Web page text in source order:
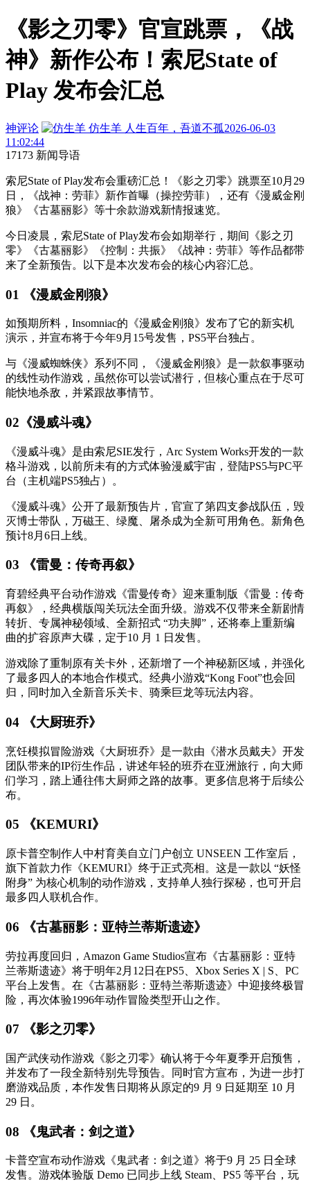
《影之刃零》官宣跳票，《战
神》新作公布！索尼State of
Play 发布会汇总
神评论 仿生羊 人生百年，吾道不孤2026-06-03
11:02:44
17173 新闻导语
索尼State of Play发布会重磅汇总！《影之刃零》跳票至10月29
日，《战神：劳菲》新作首曝（操控劳菲），还有《漫威金刚
狼》《古墓丽影》等十余款游戏新情报速览。
今日凌晨，索尼State of Play发布会如期举行 ， 期间《影之刃
零》《古墓丽影》《控制：共振》《战神：劳菲》等作品都带
来了全新预告。 以下是本次发布会的核心内容汇总。
01 《漫威金刚狼》
如预期所料，Insomniac的《漫威金刚狼》发布了它的新实机
演示，并宣布将于今年9月15号发售，PS5平台独占。
与《漫威蜘蛛侠》系列 不同 ，《漫威金刚狼》是一款叙事驱动
的线性动作游戏，虽然你可以尝试潜行，但核心重点在于尽可
能快地杀敌，并紧跟故事情节。
02《漫威斗魂》
《漫威斗魂》是由索尼SIE发行，Arc System Works开发的一款
格斗游戏，以前所未有的方式体验漫威宇宙，登陆PS5与PC平
台（主机端PS5独占）。
《漫威斗魂》公开了最新预告片，官宣了第四支参战队伍，毁
灭博士带队，万磁王、绿魔、屠杀成为全新可用角色。 新角色
预计8月6日上线。
03 《雷曼：传奇再叙》
育碧经典平台动作游戏《雷曼传奇》 迎来重制版
《雷曼：传奇
再叙》， 经典横版闯关玩法全面升级。游戏不仅带来全新剧情
转折、专属神秘领域、全新招式 “功夫脚”，还将奉上重新编
曲的扩容原声大碟，定于10 月 1 日发售。
游戏除了重制原有关卡外，还新增了一个神秘新区域，并强化
了最多四人的本地合作模式。经典小游戏“Kong Foot”也会回
归，同时加入全新音乐关卡、骑乘巨龙等玩法内容。
04 《大厨班乔》
烹饪模拟冒险游戏《大厨班乔》是一款由《潜水员戴夫》开发
团队带来的IP衍生作品，讲述年轻的班乔在亚洲旅行，向大师
们学习，踏上通往伟大厨师之路的故事。更多信息将于后续公
布。
05 《KEMURI》
原卡普空制作人中村育美自立门户创立 UNSEEN 工作室后，
旗下首款力作《KEMURI》终于正式亮相。这是一款以 “妖怪
附身” 为核心机制的动作游戏， 支持单人独行探秘，也可开启
最多四人联机合作。
06 《古墓丽影：亚特兰蒂斯遗迹》
劳拉再度回归，Amazon Game Studios宣布《古墓丽影：亚特
兰蒂斯遗迹》将于明年2月12日在PS5、Xbox Series X | S、PC
平台上发售。在《古墓丽影：亚特兰蒂斯遗迹》中迎接终极冒
险，再次体验1996年动作冒险类型开山之作。
07 《影之刃零》
国产武侠动作游戏《影之刃零》确认将于今年夏季开启预售，
并发布了一段全新特别先导预告。同时官方宣布，为进一步打
磨游戏品质，本作发售日期将从原定的9 月 9 日延期至 10 月
29 日。
08 《鬼武者：剑之道》
卡普空宣布动作游戏《鬼武者：剑之道》将于9 月 25 日全球
发售。游戏体验版 Demo 已同步上线 Steam、PS5 等平台，玩